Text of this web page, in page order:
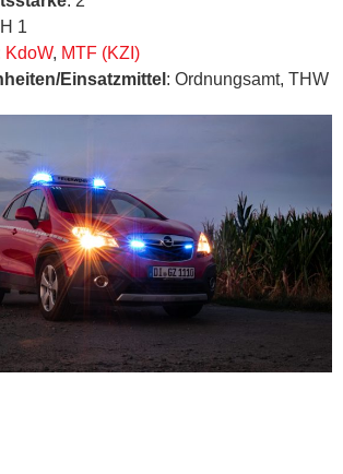
1
KdoW, MTF (KZI)
Einsatzmittel : Ordnungsamt, THW